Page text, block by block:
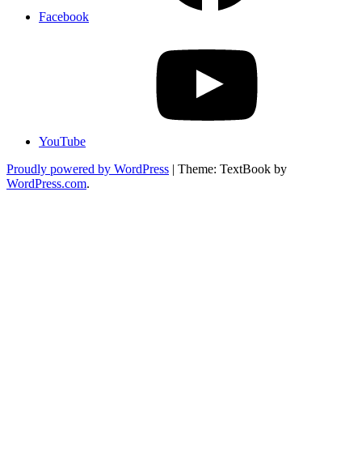
Facebook
YouTube
Proudly powered by WordPress | Theme: TextBook by
WordPress.com.